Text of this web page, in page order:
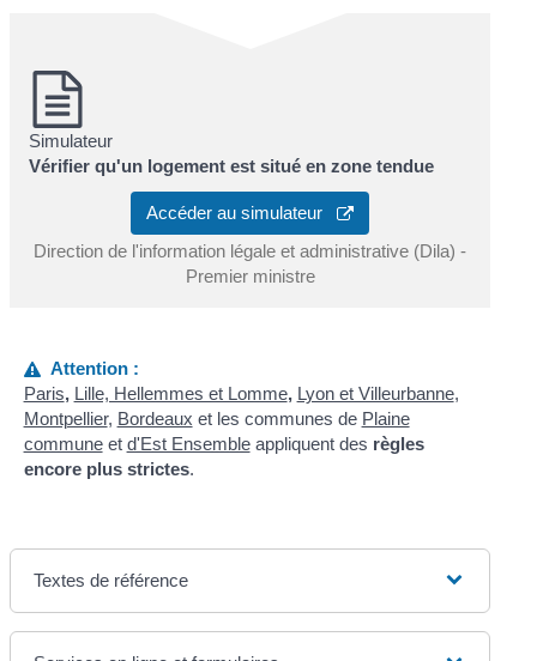
Simulateur
Vérifier qu'un logement est situé en zone tendue
Accéder au simulateur
Direction de l'information légale et administrative (Dila) -
Premier ministre
Attention :
Paris, Lille, Hellemmes et Lomme, Lyon et Villeurbanne,
Montpellier, Bordeaux et les communes de Plaine
communeet d'Est Ensembleappliquent des règles
encore plus strictes.
Textes de référence